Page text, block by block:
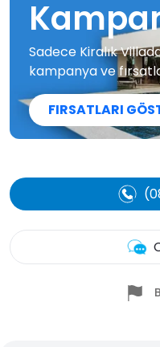
Sadece Kiralık
kampanya ve
FIRSATLARI